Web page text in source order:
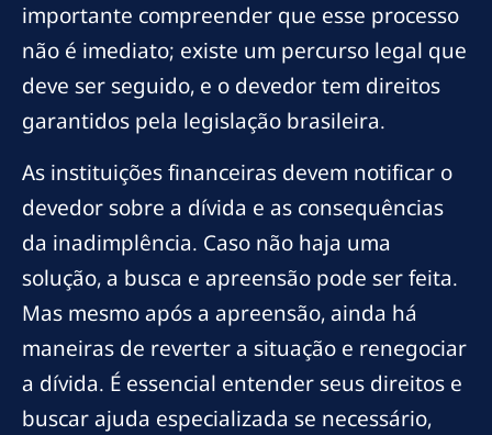
importante compreender que esse processo
não é imediato; existe um percurso legal que
deve ser seguido, e o devedor tem direitos
garantidos pela legislação brasileira.
As instituições financeiras devem notificar o
devedor sobre a dívida e as consequências
da inadimplência. Caso não haja uma
solução, a busca e apreensão pode ser feita.
Mas mesmo após a apreensão, ainda há
maneiras de reverter a situação e renegociar
a dívida. É essencial entender seus direitos e
buscar ajuda especializada se necessário,